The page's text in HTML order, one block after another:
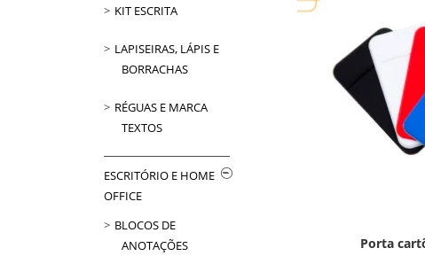
Porta
KIT ESCRITA
LAPISEIRAS, LÁPIS E
BORRACHAS
RÉGUAS E MARCA
TEXTOS
ESCRITÓRIO E HOME
OFFICE
BLOCOS DE
ANOTAÇÕES